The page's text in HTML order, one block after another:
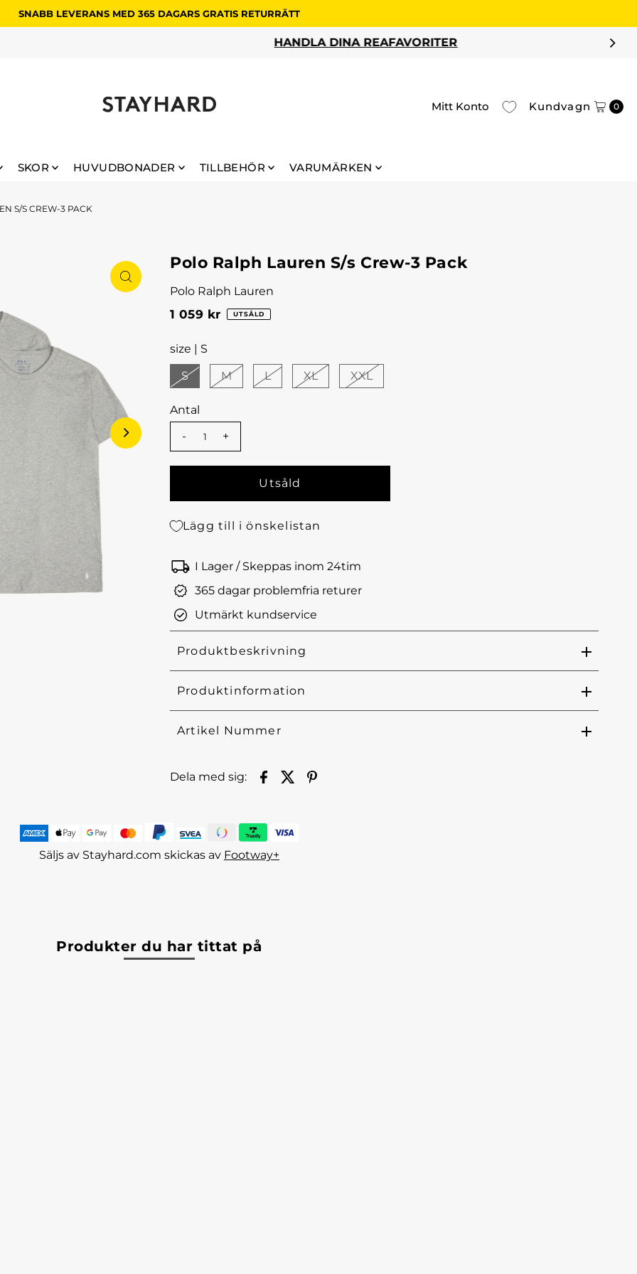
SNABB LEVERANS MED 365 DAGARS GRATIS RETURRÄTT
Mitt Konto Kundvagn 0
SKOR HUVUDBONADER TILLBEHÖR VARUMÄRKEN
S/S CREW-3 PACK
Polo Ralph Lauren S/s Crew-3 Pack
Polo Ralph Lauren
1 059 kr UTSÅLD
size | S
S
M L XL XXL
Antal
-
+
Lägg till i önskelistan
I Lager / Skeppas inom 24tim
365 dagar problemfria returer
Utmärkt kundservice
Produktbeskrivning
Produktinformation
Artikel Nummer
Dela med sig:
Säljs av Stayhard.com skickas av Footway+
Produkter du har tittat på